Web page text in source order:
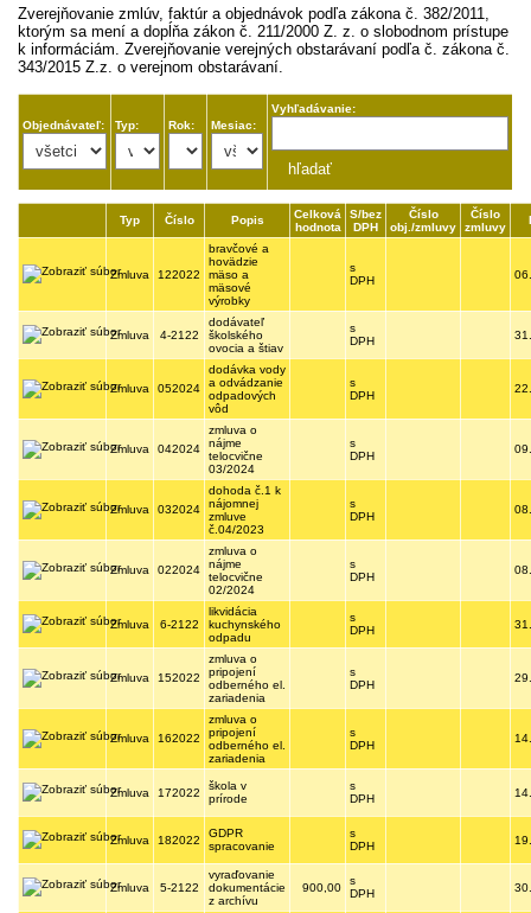
faktúry,
objednávky
Zverejňovanie zmlúv, faktúr a objednávok podľa zákona č. 382/2011,
ktorým sa mení a dopĺňa zákon č. 211/2000 Z. z. o slobodnom prístupe
k informáciám. Zverejňovanie verejných obstarávaní podľa č. zákona č.
343/2015 Z.z. o verejnom obstarávaní.
Objednávateľ: Typ: Rok: Mesiac:
Vyhľadávanie:
Typ Číslo Popis
Celková
hodnota
S/bez
DPH
Číslo
obj./zmluvy
Číslo
zmluvy
Zmluva 122022
bravčové a
hovädzie
mäso a
mäsové
výrobky
s
DPH
Zmluva 4-2122
dodávateľ
školského
ovocia a štiav
s
DPH
Zmluva 052024
dodávka vody
a odvádzanie
odpadových
vôd
s
DPH
Zmluva 042024
zmluva o
nájme
telocvične
03/2024
s
DPH
Zmluva 032024
dohoda č.1 k
nájomnej
zmluve
č.04/2023
s
DPH
Zmluva 022024
zmluva o
nájme
telocvične
02/2024
s
DPH
Zmluva 6-2122
likvidácia
kuchynského
odpadu
s
DPH
Zmluva 152022
zmluva o
pripojení
odberného el.
zariadenia
s
DPH
Zmluva 162022
zmluva o
pripojení
odberného el.
zariadenia
s
DPH
Zmluva 172022
škola v
prírode
s
DPH
Zmluva 182022
GDPR
spracovanie
s
DPH
Zmluva 5-2122
vyraďovanie
dokumentácie
z archívu
900,00
s
DPH